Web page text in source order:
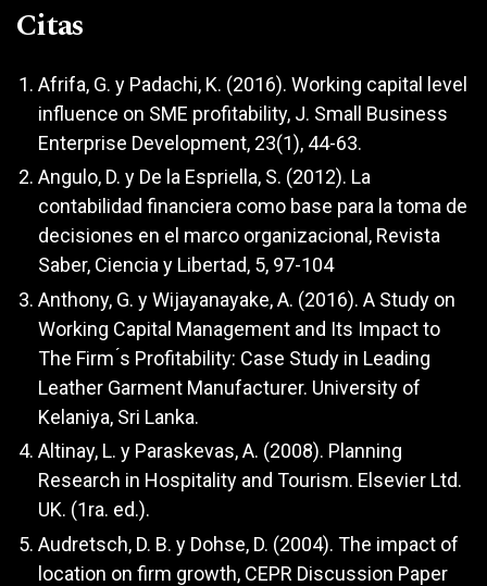
Citas
Afrifa, G. y Padachi, K. (2016). Working capital level
influence on SME profitability, J. Small Business
Enterprise Development, 23(1), 44-63.
Angulo, D. y De la Espriella, S. (2012). La
contabilidad financiera como base para la toma de
decisiones en el marco organizacional, Revista
Saber, Ciencia y Libertad, 5, 97-104
Anthony, G. y Wijayanayake, A. (2016). A Study on
Working Capital Management and Its Impact to
The Firm ́s Profitability: Case Study in Leading
Leather Garment Manufacturer. University of
Kelaniya, Sri Lanka.
Altinay, L. y Paraskevas, A. (2008). Planning
Research in Hospitality and Tourism. Elsevier Ltd.
UK. (1ra. ed.).
Audretsch, D. B. y Dohse, D. (2004). The impact of
location on firm growth, CEPR Discussion Paper